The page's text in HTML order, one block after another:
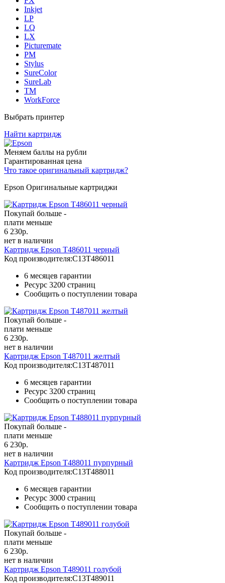
Inkjet
LP
LQ
LX
Picturemate
PM
Stylus
SureColor
SureLab
TM
WorkForce
Выбрать принтер
Найти картридж
Меняем баллы на рубли
Гарантированная цена
Что такое оригинальный картридж?
Epson Оригинальные картриджи
Покупай больше -
плати меньше
6 230р.
нет в наличии
Картридж Epson T486011 черный
Код производителя:C13T486011
6 месяцев гарантии
Ресурс 3200 страниц
Сообщить о поступлении товара
Покупай больше -
плати меньше
6 230р.
нет в наличии
Картридж Epson T487011 желтый
Код производителя:C13T487011
6 месяцев гарантии
Ресурс 3200 страниц
Сообщить о поступлении товара
Покупай больше -
плати меньше
6 230р.
нет в наличии
Картридж Epson T488011 пурпурный
Код производителя:C13T488011
6 месяцев гарантии
Ресурс 3000 страниц
Сообщить о поступлении товара
Покупай больше -
плати меньше
6 230р.
нет в наличии
Картридж Epson T489011 голубой
Код производителя:C13T489011